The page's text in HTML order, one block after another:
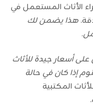
الأثاث المستعمل في
هذا يضمن لك
.
أسعار جيدة للأثاث
إذا كان في حالة
المكتبية